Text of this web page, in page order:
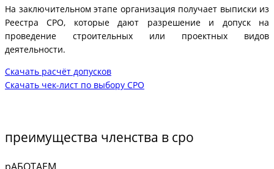
На заключительном этапе организация получает выписки из
Реестра СРО, которые дают разрешение и допуск на
проведение строительных или проектных видов
деятельности.
Скачать расчёт допусков
Скачать чек-лист по выбору СРО
преимущества членства в сро